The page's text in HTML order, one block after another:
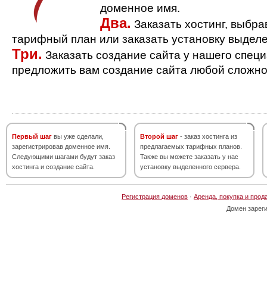
доменное имя.
Два. Заказать хостинг,
тарифный план или заказать установку
Три. Заказать создание сайта у нашего
предложить вам создание сайта любой
Первый шаг вы уже сделали,
зарегистрировав доменное имя.
Следующими шагами будут заказ
хостинга и создание сайта.
Второй шаг - заказ хостинга из
предлагаемых тарифных планов.
Также вы можете заказать у нас
установку выделенного сервера.
Регистрация доменов · Аренда, покупка и
Домен